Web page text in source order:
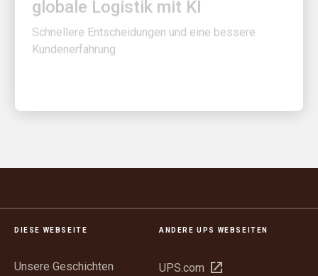
Schnellere Entscheidungen und eine bessere
Kundenerfahrung
DIESE WEBSEITE
Unsere Geschichten
ANDERE UPS WEBSEITEN
UPS.com
In